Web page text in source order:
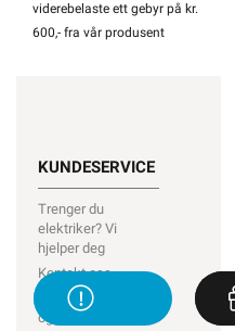
viderebelaste ett gebyr på kr.
600,- fra vår produsent
KUNDESERVICE
Trenger du
elektriker? Vi
hjelper deg
Kontakt oss
Ofte stilte spørsmål
og svar